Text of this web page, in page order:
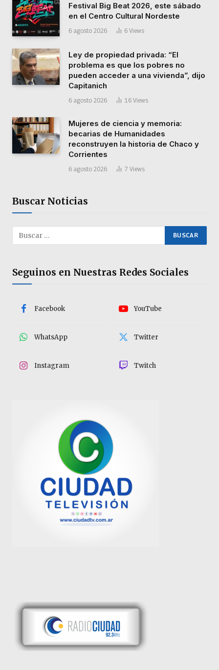
Festival Big Beat 2026, este sábado
en el Centro Cultural Nordeste
6 agosto 2026 6 Views
Ley de propiedad privada: “El
problema es que los pobres no
pueden acceder a una vivienda”, dijo
Capitanich
6 agosto 2026 16 Views
Mujeres de ciencia y memoria:
becarias de Humanidades
reconstruyen la historia de Chaco y
Corrientes
6 agosto 2026 7 Views
Buscar Noticias
Seguinos en Nuestras Redes Sociales
Facebook YouTube
WhatsApp Twitter
Instagram Twitch